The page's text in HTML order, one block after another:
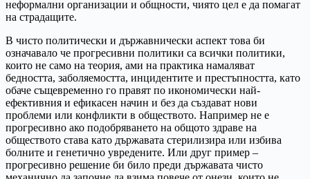
неформални организации и общности, чиято цел е да помагат
на страдащите.
В чисто политически и държавнически аспект това би
означавало че прогресивни политики са всички политики,
които не само на теория, ами на практика намаляват
бедността, заболяемостта, инцидентите и престъпността, като
обаче същевременно го правят по икономически най-
ефективния и ефикасен начин и без да създават нови
проблеми или конфликти в обществото. Например не е
прогресивно ако подобряването на общото здраве на
обществото става като държавата стерилизира или избива
болните и генетично увредените. Или друг пример –
прогресивно решение би било преди държавата чисто